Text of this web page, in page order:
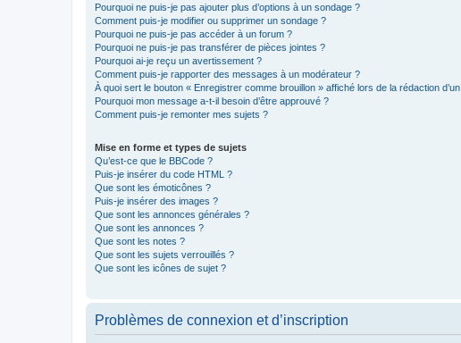
Pourquoi ne puis-je pas ajouter plus d’options à un sondage ?
Comment puis-je modifier ou supprimer un sondage ?
Pourquoi ne puis-je pas accéder à un forum ?
Pourquoi ne puis-je pas transférer de pièces jointes ?
Pourquoi ai-je reçu un avertissement ?
Comment puis-je rapporter des messages à un modérateur ?
À quoi sert le bouton « Enregistrer comme brouillon » affiché lors de la rédaction
Pourquoi mon message a-t-il besoin d’être approuvé ?
Comment puis-je remonter mes sujets ?
Mise en forme et types de sujets
Qu’est-ce que le BBCode ?
Puis-je insérer du code HTML ?
Que sont les émoticônes ?
Puis-je insérer des images ?
Que sont les annonces générales ?
Que sont les annonces ?
Que sont les notes ?
Que sont les sujets verrouillés ?
Que sont les icônes de sujet ?
Problèmes de connexion et d’inscription